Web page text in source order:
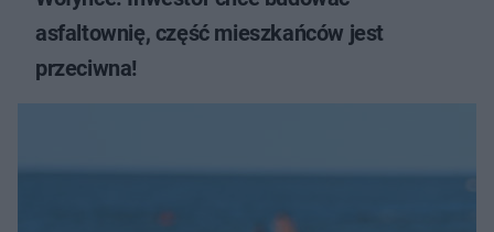
asfaltownię, część mieszkańców jest
przeciwna!